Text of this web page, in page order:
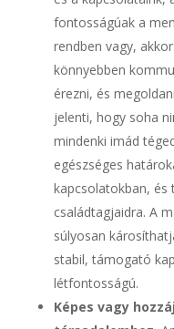
fontosságúak a
rendben vagy,
könnyebben
érezni, és
jelenti, hogy soha
mindenki imád
egészséges
kapcsolatokban, és
családtagjaidra. A
súlyosan
stabil, támogató
létfontosságú.
Képes vagy